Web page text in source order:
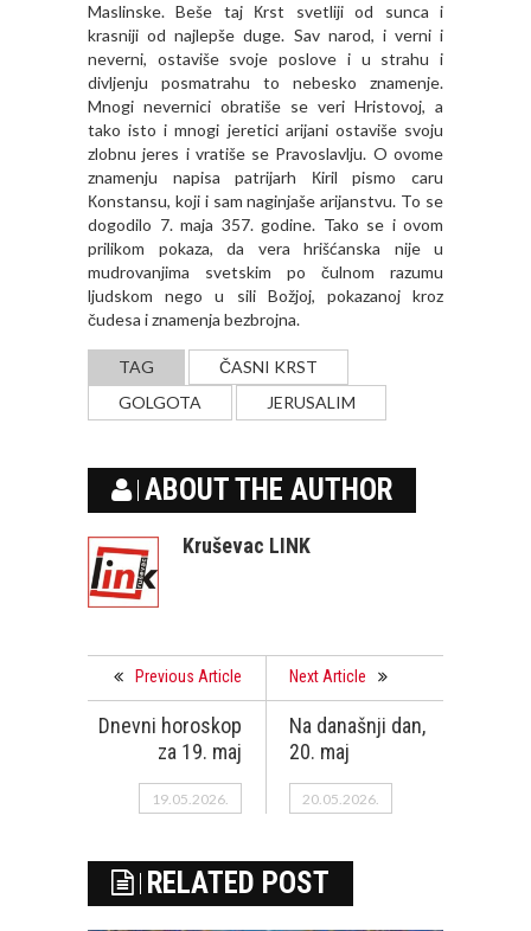
Maslinske. Beše taj Кrst svetliji od sunca i
krasniji od najlepše duge. Sav narod, i verni i
neverni, ostaviše svoje poslove i u strahu i
divljenju posmatrahu to nebesko znamenje.
Mnogi nevernici obratiše se veri Hristovoj, a
tako isto i mnogi jeretici arijani ostaviše svoju
zlobnu jeres i vratiše se Pravoslavlju. O ovome
znamenju napisa patrijarh Кiril pismo caru
Кonstansu, koji i sam naginjaše arijanstvu. To se
dogodilo 7. maja 357. godine. Tako se i ovom
prilikom pokaza, da vera hrišćanska nije u
mudrovanjima svetskim po čulnom razumu
ljudskom nego u sili Božjoj, pokazanoj kroz
čudesa i znamenja bezbrojna.
TAG
ČASNI KRST
GOLGOTA
JERUSALIM
ABOUT THE AUTHOR
Kruševac LINK
Previous Article
Dnevni horoskop
za 19. maj
19.05.2026.
Next Article
Na današnji dan,
20. maj
20.05.2026.
RELATED POST